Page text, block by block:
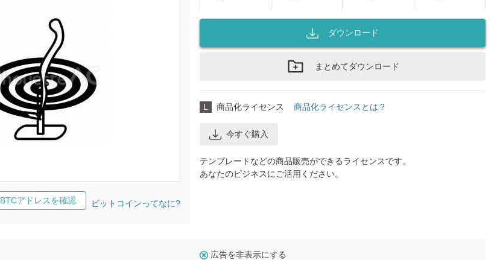
BTCアドレスを確認 ビットコインってなに?
ダウンロード
まとめてダウンロード
L 商品化ライセンス 商品化ライセンスとは？
今すぐ購入
テンプレートなどの商品販売ができるライセンスです。
あなたのビジネスにご活用ください。
広告を非表示にする